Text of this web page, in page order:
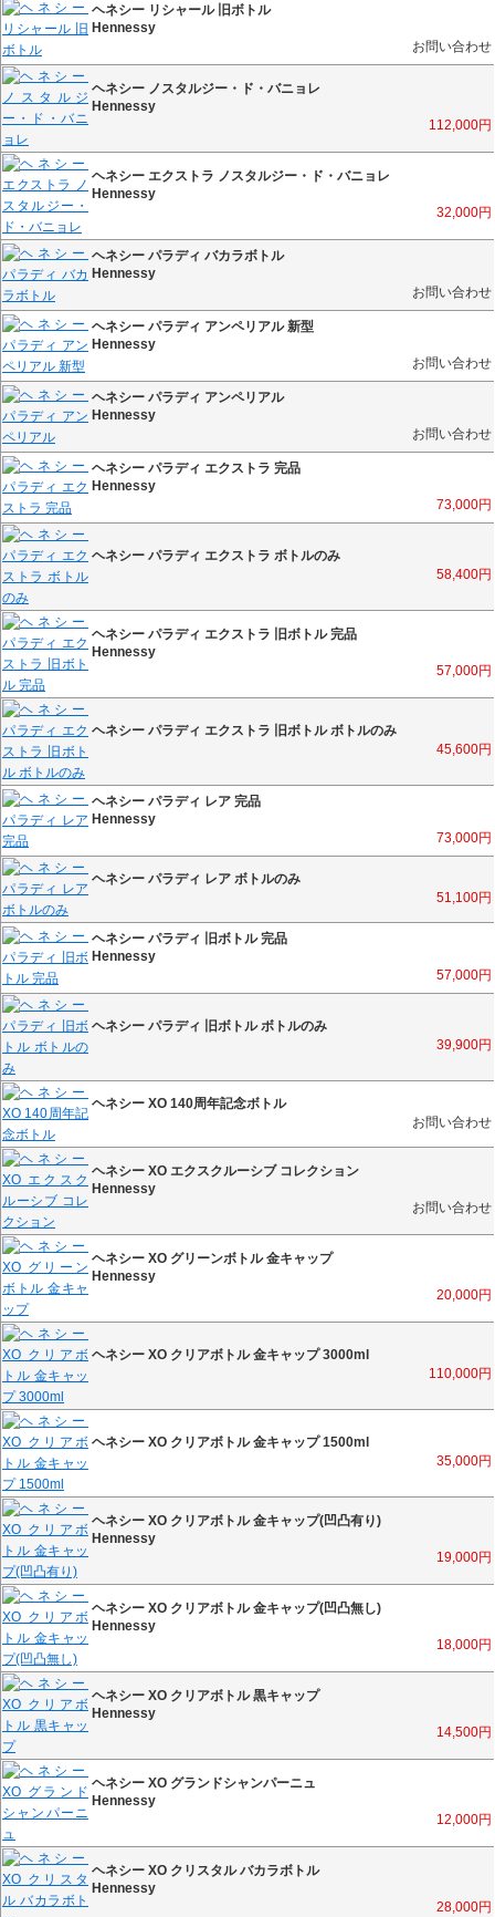
ヘネシー リシャール 旧ボトル
Hennessy
お問い合わせ
ヘネシー ノスタルジー・ド・バニョレ
Hennessy
112,000円
ヘネシー エクストラ ノスタルジー・ド・バニョレ
Hennessy
32,000円
ヘネシー パラディ バカラボトル
Hennessy
お問い合わせ
ヘネシー パラディ アンペリアル 新型
Hennessy
お問い合わせ
ヘネシー パラディ アンペリアル
Hennessy
お問い合わせ
ヘネシー パラディ エクストラ 完品
Hennessy
73,000円
ヘネシー パラディ エクストラ ボトルのみ
58,400円
ヘネシー パラディ エクストラ 旧ボトル 完品
Hennessy
57,000円
ヘネシー パラディ エクストラ 旧ボトル ボトルのみ
45,600円
ヘネシー パラディ レア 完品
Hennessy
73,000円
ヘネシー パラディ レア ボトルのみ
51,100円
ヘネシー パラディ 旧ボトル 完品
Hennessy
57,000円
ヘネシー パラディ 旧ボトル ボトルのみ
39,900円
ヘネシー XO 140周年記念ボトル
お問い合わせ
ヘネシー XO エクスクルーシブ コレクション
Hennessy
お問い合わせ
ヘネシー XO グリーンボトル 金キャップ
Hennessy
20,000円
ヘネシー XO クリアボトル 金キャップ 3000ml
110,000円
ヘネシー XO クリアボトル 金キャップ 1500ml
35,000円
ヘネシー XO クリアボトル 金キャップ(凹凸有り)
Hennessy
19,000円
ヘネシー XO クリアボトル 金キャップ(凹凸無し)
Hennessy
18,000円
ヘネシー XO クリアボトル 黒キャップ
Hennessy
14,500円
ヘネシー XO グランドシャンパーニュ
Hennessy
12,000円
ヘネシー XO クリスタル バカラボトル
Hennessy
28,000円